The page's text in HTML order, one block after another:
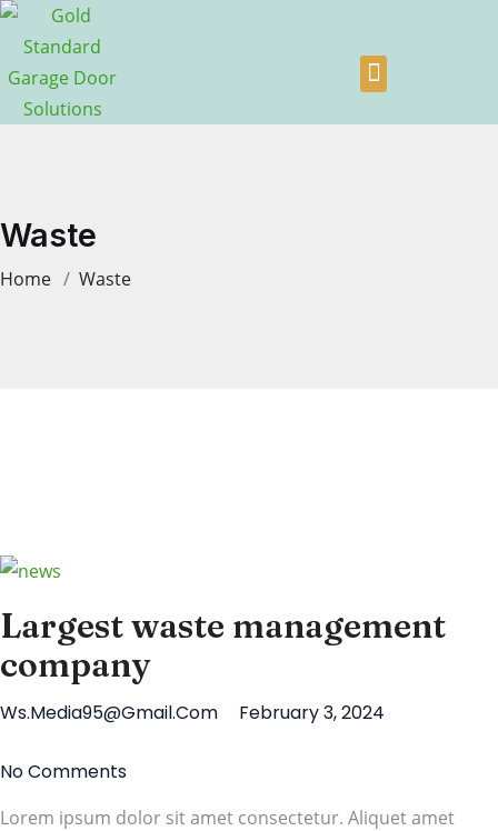
Waste
Home Waste
Largest waste management
company
Ws.media95@gmail.com February 3, 2024
No Comments
Lorem ipsum dolor sit amet consectetur. Aliquet amet